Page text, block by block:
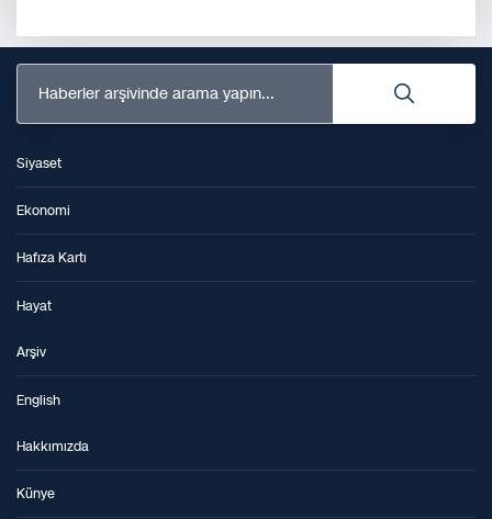
Haberler arşivinde arama yapın...
Siyaset
Ekonomi
Hafıza Kartı
Hayat
Arşiv
English
Hakkımızda
Künye